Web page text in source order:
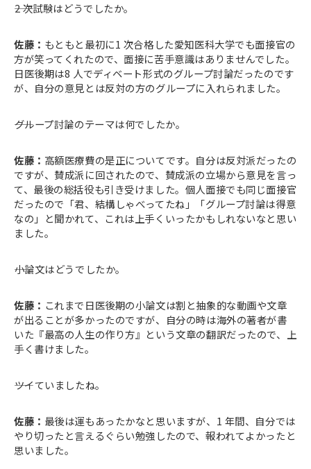
――2 次試験はどうでしたか。
佐藤： もともと最初に1 次合格した愛知医科大学でも面接官の
方が笑ってくれたので、面接に苦手意識はありませんでした。
日医後期は8 人でディベート形式のグループ討論だったのです
が、自分の意見とは反対の方のグループに入れられました。
――グループ討論のテーマは何でしたか。
佐藤： 高額医療費の是正についてです。自分は反対派だったの
ですが、賛成派に回されたので、賛成派の立場から意見を言っ
て、最後の総括役も引き受けました。個人面接でも同じ面接官
だったので「君、結構しゃべってたね」「グループ討論は得意
なの」と聞かれて、これは上手くいったかもしれないなと思い
ました。
――小論文はどうでしたか。
佐藤： これまで日医後期の小論文は割と抽象的な動画や文章
が出ることが多かったのですが、自分の時は海外の著者が書
いた『最高の人生の作り方』という文章の翻訳だったので、上
手く書けました。
――ツイていましたね。
佐藤： 最後は運もあったかなと思いますが、1 年間、自分では
やり切ったと言えるぐらい勉強したので、報われてよかったと
思いました。